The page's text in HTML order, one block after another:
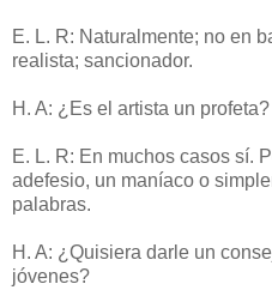
E. L. R: Naturalmente; no en
realista; sancionador.
H. A: ¿Es el artista un profeta?
E. L. R: En muchos casos sí.
adefesio, un maníaco o
palabras.
H. A: ¿Quisiera darle un
jóvenes?